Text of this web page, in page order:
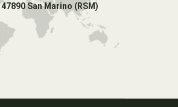
47890 San Marino (RSM)